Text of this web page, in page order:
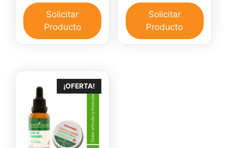
$40,000.$35,000.
CBD
30
Solicitar
Producto
$25,000.$15,000.
CBD
para
Solicitar
Producto
¡OFERTA!